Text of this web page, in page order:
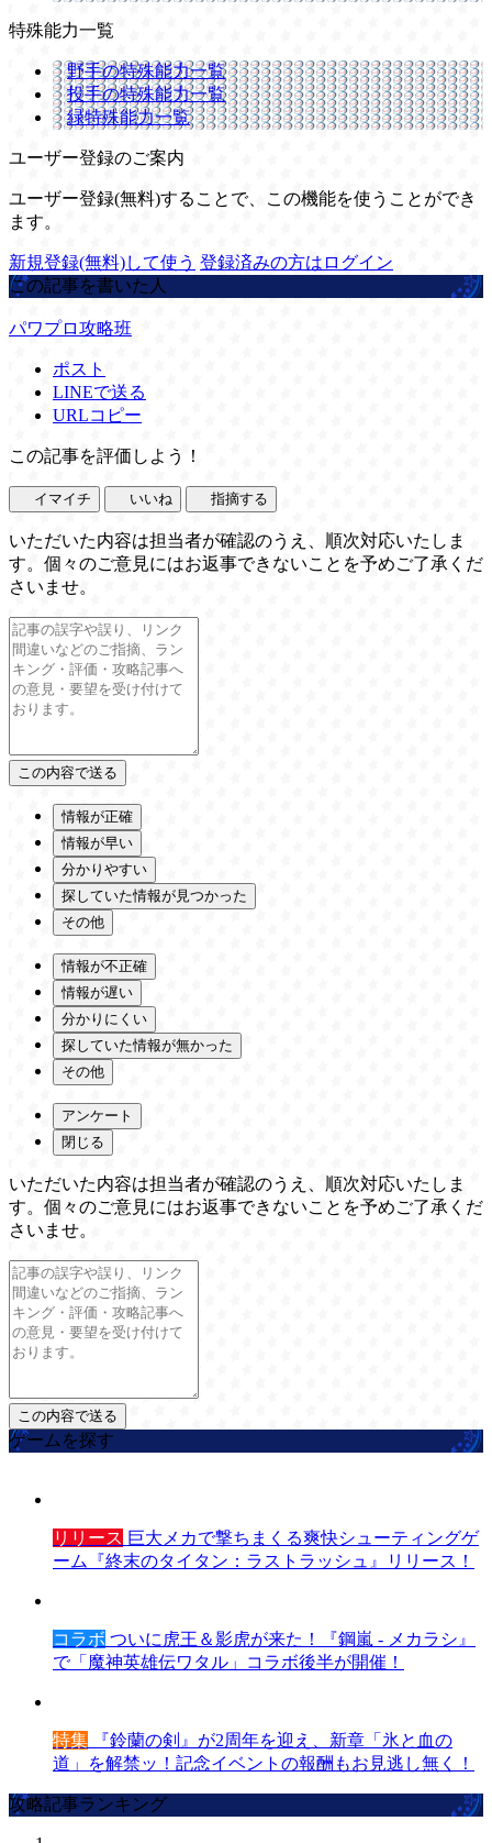
特殊能力一覧
野手の特殊能力一覧
投手の特殊能力一覧
緑特殊能力一覧
ユーザー登録のご案内
ユーザー登録(無料)することで、この機能を使うことができ
ます。
新規登録(無料)して使う 登録済みの方はログイン
この記事を書いた人
パワプロ攻略班
ポスト
LINEで送る
URLコピー
この記事を評価しよう！
イマイチ いいね 指摘する
いただいた内容は担当者が確認のうえ、順次対応いたしま
す。個々のご意見にはお返事できないことを予めご了承くだ
さいませ。
情報が正確
情報が早い
分かりやすい
探していた情報が見つかった
その他
情報が不正確
情報が遅い
分かりにくい
探していた情報が無かった
その他
アンケート
閉じる
いただいた内容は担当者が確認のうえ、順次対応いたしま
す。個々のご意見にはお返事できないことを予めご了承くだ
さいませ。
ゲームを探す
リリース 巨大メカで撃ちまくる爽快シューティングゲ
ーム『終末のタイタン：ラストラッシュ』リリース！
コラボ ついに虎王＆影虎が来た！『鋼嵐 - メカラシ』
で「魔神英雄伝ワタル」コラボ後半が開催！
特集 『鈴蘭の剣』が2周年を迎え、新章「氷と血の
道」を解禁ッ！記念イベントの報酬もお見逃し無く！
攻略記事ランキング